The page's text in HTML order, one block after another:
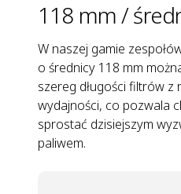
118 mm /
W naszej gamie
o średnicy 118 mm
szereg długości filtrów z
wydajności, co pozwala
sprostać dzisiejszym
paliwem.